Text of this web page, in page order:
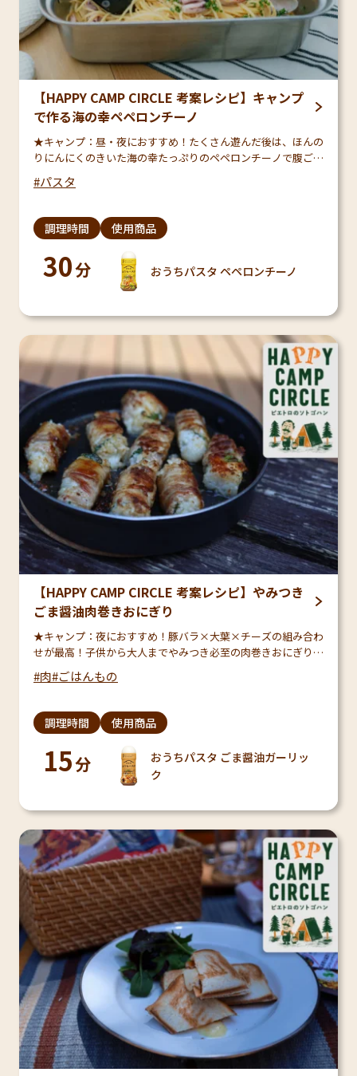
【HAPPY CAMP CIRCLE 考案レシピ】キャンプ
で作る海の幸ペペロンチーノ
★キャンプ：昼・夜におすすめ！たくさん遊んだ後は、ほんの
りにんにくのきいた海の幸たっぷりのペペロンチーノで腹ごし
らえ！
パスタ
調理時間
30分
使用商品
おうちパスタ ペペロンチーノ
【HAPPY CAMP CIRCLE 考案レシピ】やみつき
ごま醤油肉巻きおにぎり
★キャンプ：夜におすすめ！豚バラ×大葉×チーズの組み合わ
せが最高！子供から大人までやみつき必至の肉巻きおにぎりで
す♪
肉 ごはんもの
調理時間
15分
使用商品
おうちパスタ ごま醤油ガーリッ
ク